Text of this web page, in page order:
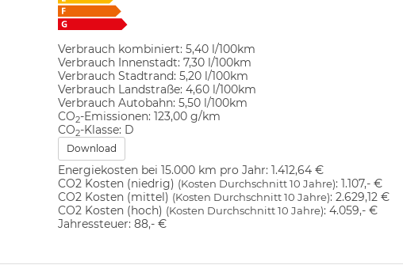
Verbrauch kombiniert: 5,40 l/100km
Verbrauch Innenstadt: 7,30 l/100km
Verbrauch Stadtrand: 5,20 l/100km
Verbrauch Landstraße: 4,60 l/100km
Verbrauch Autobahn: 5,50 l/100km
CO2-Emissionen: 123,00 g/km
CO2-Klasse: D
Download
Energiekosten bei 15.000 km pro Jahr: 1.412,64 €
CO2 Kosten (niedrig) (Kosten Durchschnitt 10 Jahre): 1.107,- €
CO2 Kosten (mittel) (Kosten Durchschnitt 10 Jahre): 2.629,12 €
CO2 Kosten (hoch) (Kosten Durchschnitt 10 Jahre): 4.059,- €
Jahressteuer: 88,- €